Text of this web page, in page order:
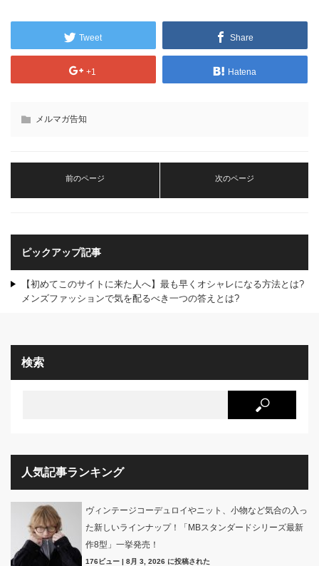
Tweet Share
+1 Hatena
メルマガ告知
前のページ 次のページ
ピックアップ記事
【初めてこのサイトに来た人へ】最も早くオシャレになる方法とは?
メンズファッションで気を配るべき一つの答えとは?
検索
人気記事ランキング
ヴィンテージコーデュロイやニット、小物など気合の入っ
た新しいラインナップ！「MBスタンダードシリーズ最新
作8型」一挙発売！
176ビュー | 8月 3, 2026 に投稿された